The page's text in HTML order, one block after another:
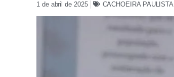
1 de abril de 2025 CACHOEIRA PAULISTA